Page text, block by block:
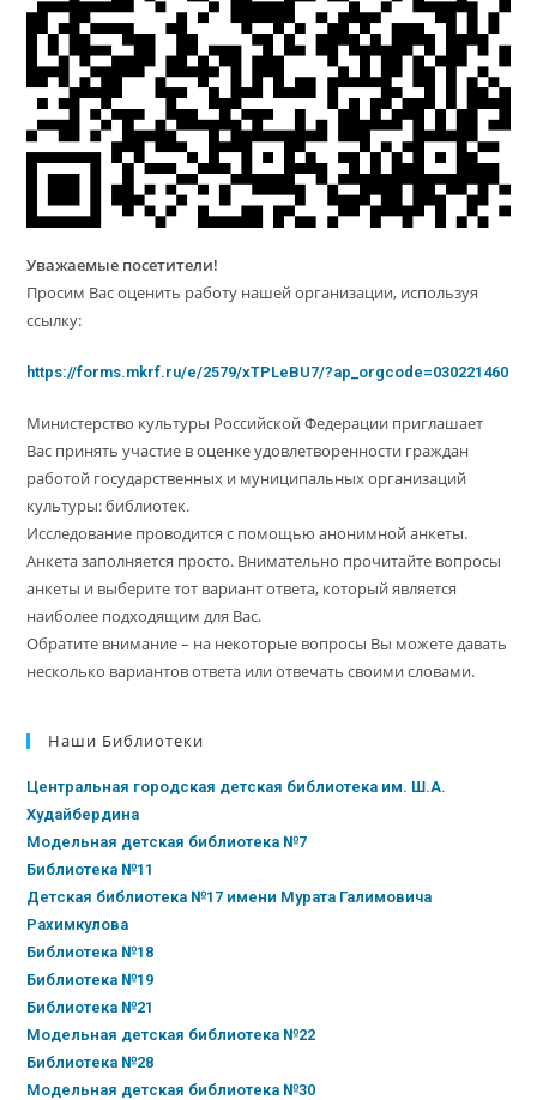
Уважаемые посетители!
Просим Вас оценить работу нашей организации, используя
ссылку:
https://forms.mkrf.ru/e/2579/xTPLeBU7/?ap_orgcode=030221460
Министерство культуры Российской Федерации приглашает
Вас принять участие в оценке удовлетворенности граждан
работой государственных и муниципальных организаций
культуры: библиотек.
Исследование проводится с помощью анонимной анкеты.
Анкета заполняется просто. Внимательно прочитайте вопросы
анкеты и выберите тот вариант ответа, который является
наиболее подходящим для Вас.
Обратите внимание – на некоторые вопросы Вы можете давать
несколько вариантов ответа или отвечать своими словами.
Наши Библиотеки
Центральная городская детская библиотека им. Ш.А.
Худайбердина
Модельная детская библиотека №7
Библиотека №11
Детская библиотека №17 имени Мурата Галимовича
Рахимкулова
Библиотека №18
Библиотека №19
Библиотека №21
Модельная детская библиотека №22
Библиотека №28
Модельная детская библиотека №30